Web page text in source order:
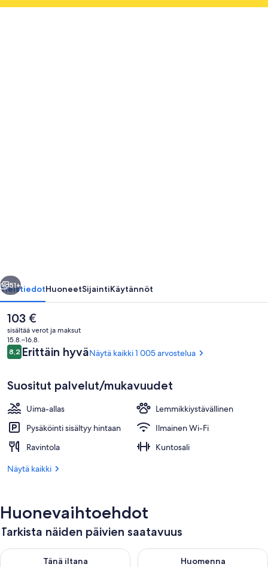
Näkymä majoituspaikan ympäristöön
Seuraava
51+
YleistiedotHuoneetSijaintiKäytännöt
Nykyinen
hinta
on
103 €
103 €
sisältää verot ja maksut
15.8.–16.8.
Arvostelut
8,28,2 kautta 10.
Erittäin hyväNäytä kaikki 1 005 arvostelua
Suositut palvelut/mukavuudet
Uima-allas
Lemmikkiystävällinen
Pysäköinti sisältyy hintaan
Ilmainen Wi-Fi
Ravintola
Kuntosali
Näytä kaikki
Huonevaihtoehdot
Tarkista näiden päivien saatavuus
Tänä iltana
Tarkista tämän illan saatavuus elok. 7 - elok. 8
Huomenna
Tarkista huomisen saatavuus